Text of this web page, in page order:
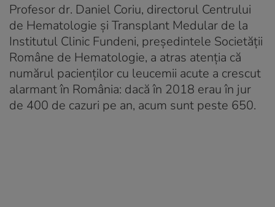
Profesor dr. Daniel Coriu, directorul Centrului
de Hematologie și Transplant Medular de la
Institutul Clinic Fundeni, președintele Societății
Române de Hematologie, a atras atenția că
numărul pacienților cu leucemii acute a crescut
alarmant în România: dacă în 2018 erau în jur
de 400 de cazuri pe an, acum sunt peste 650.